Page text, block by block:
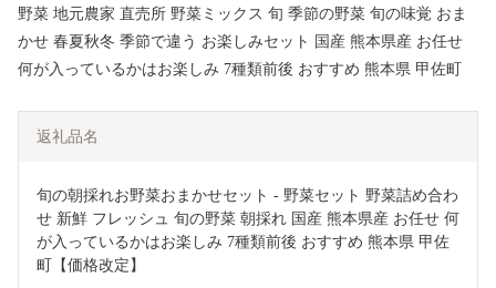
野菜 地元農家 直売所 野菜ミックス 旬 季節の野菜 旬の味覚 おま
かせ 春夏秋冬 季節で違う お楽しみセット 国産 熊本県産 お任せ
何が入っているかはお楽しみ 7種類前後 おすすめ 熊本県 甲佐町
返礼品名
旬の朝採れお野菜おまかせセット - 野菜セット 野菜詰め合わ
せ 新鮮 フレッシュ 旬の野菜 朝採れ 国産 熊本県産 お任せ 何
が入っているかはお楽しみ 7種類前後 おすすめ 熊本県 甲佐
町【価格改定】